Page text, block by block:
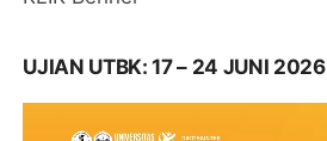
UJIAN UTBK: 17 – 24 JUNI 2026